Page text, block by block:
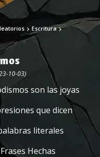
Escritura
10-03)
son las joyas
que dicen
literales
Hechas